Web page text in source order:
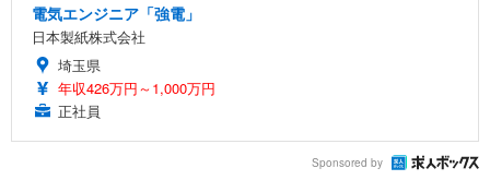
電気エンジニア「強電」
日本製紙株式会社
埼玉県
年収426万円～1,000万円
正社員
Sponsored by